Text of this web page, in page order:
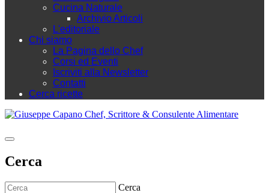
Cucina Naturale
Archivio Articoli
L'editoriale
Chi siamo
La Pagina dello Chef
Corsi ed Eventi
Iscriviti alla Newsletter
Contatti
Cerca ricette
Cerca
Cerca